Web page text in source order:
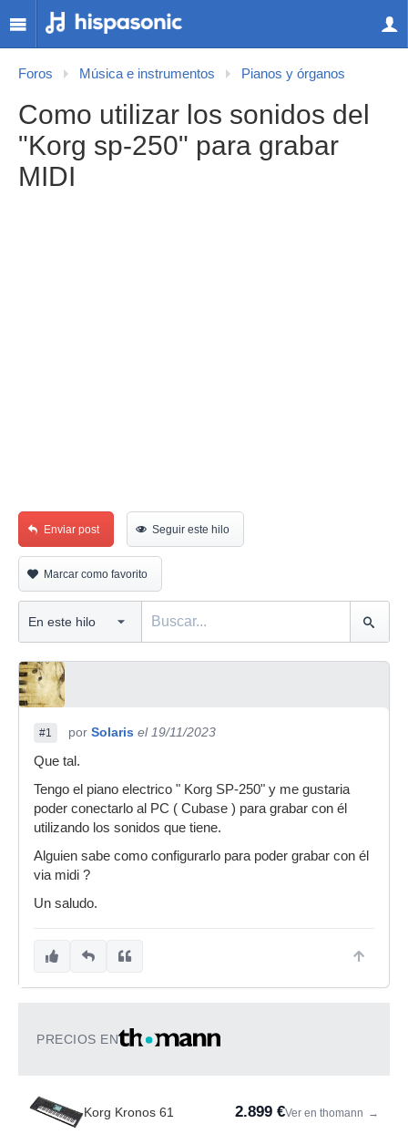
Foros Música e instrumentos Pianos y órganos
Como utilizar los sonidos del
"Korg sp-250" para grabar
MIDI
Enviar post Seguir este hilo
Marcar como favorito
#1 por Solaris el 19/11/2023
Que tal.
Tengo el piano electrico " Korg SP-250" y me gustaria
poder conectarlo al PC ( Cubase ) para grabar con él
utilizando los sonidos que tiene.
Alguien sabe como configurarlo para poder grabar con él
via midi ?
Un saludo.
PRECIOS EN
Korg Kronos 61 2.899 €Ver en thomann →